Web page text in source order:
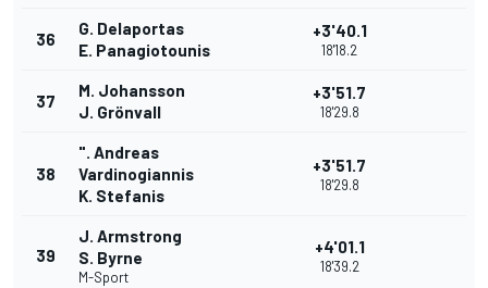
36
G. Delaportas
E. Panagiotounis
+3'40.1
18'18.2
37
M. Johansson
J. Grönvall
+3'51.7
18'29.8
38
". Andreas
Vardinogiannis
K. Stefanis
+3'51.7
18'29.8
39
J. Armstrong
S. Byrne
M-Sport
+4'01.1
18'39.2